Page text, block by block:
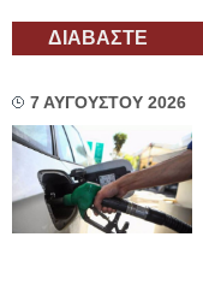
ΔΙΑΒΑΣΤΕ
7 ΑΥΓΟΥΣΤΟΥ 2026